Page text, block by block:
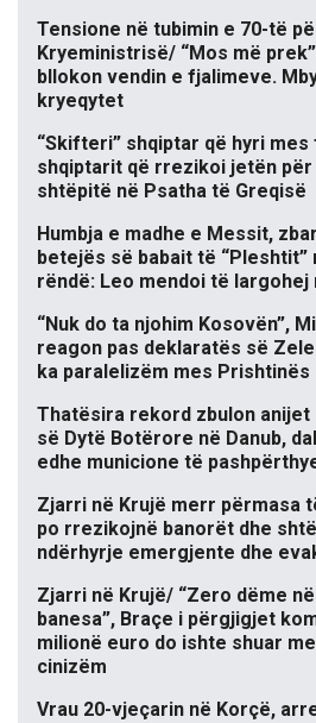
Tensione në tubimin e 70-të
Kryeministrisë/ “Mos më
bllokon vendin e fjalimeve.
kryeqytet
“Skifteri” shqiptar që hyri
shqiptarit që rrezikoi jetën
shtëpitë në Psatha të Greqisë
Humbja e madhe e Messit,
betejës së babait të “Pleshtit”
rëndë: Leo mendoi të
“Nuk do ta njohim Kosovën”,
reagon pas deklaratës së
ka paralelizëm mes Prishtinës
Thatësira rekord zbulon
së Dytë Botërore në Danub,
edhe municione të
Zjarri në Krujë merr përmasa
po rrezikojnë banorët dhe
ndërhyrje emergjente dhe
Zjarri në Krujë/ “Zero dëme
banesa”, Braçe i përgjigjet
milionë euro do ishte shuar
cinizëm
Vrau 20-vjeçarin në Korçë,